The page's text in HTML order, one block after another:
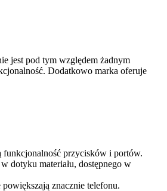
jest pod tym względem żadnym
Dodatkowo marka oferuje
funkcjonalność przycisków i portów.
dotyku materiału, dostępnego w
znacznie telefonu.